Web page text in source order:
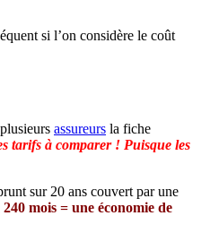
si l’on considère le coût
assureurs la fiche
tarifs à comparer ! Puisque les
sur 20 ans couvert par une
mois = une économie de